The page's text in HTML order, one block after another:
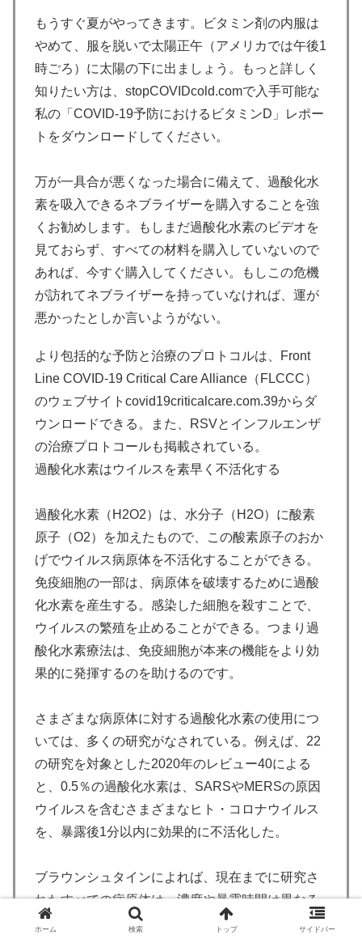
もうすぐ夏がやってきます。ビタミン剤の内服は
やめて、服を脱いで太陽正午（アメリカでは午後1
時ごろ）に太陽の下に出ましょう。もっと詳しく
知りたい方は、stopCOVIDcold.comで入手可能な
私の「COVID-19予防におけるビタミンD」レポー
トをダウンロードしてください。
万が一具合が悪くなった場合に備えて、過酸化水
素を吸入できるネブライザーを購入することを強
くお勧めします。もしまだ過酸化水素のビデオを
見ておらず、すべての材料を購入していないので
あれば、今すぐ購入してください。もしこの危機
が訪れてネブライザーを持っていなければ、運が
悪かったとしか言いようがない。
より包括的な予防と治療のプロトコルは、Front
Line COVID-19 Critical Care Alliance（FLCCC）
のウェブサイトcovid19criticalcare.com.39からダ
ウンロードできる。また、RSVとインフルエンザ
の治療プロトコールも掲載されている。
過酸化水素はウイルスを素早く不活化する
過酸化水素（H2O2）は、水分子（H2O）に酸素
原子（O2）を加えたもので、この酸素原子のおか
げでウイルス病原体を不活化することができる。
免疫細胞の一部は、病原体を破壊するために過酸
化水素を産生する。感染した細胞を殺すことで、
ウイルスの繁殖を止めることができる。つまり過
酸化水素療法は、免疫細胞が本来の機能をより効
果的に発揮するのを助けるのです。
さまざまな病原体に対する過酸化水素の使用につ
いては、多くの研究がなされている。例えば、22
の研究を対象とした2020年のレビュー40による
と、0.5％の過酸化水素は、SARSやMERSの原因
ウイルスを含むさまざまなヒト・コロナウイルス
を、暴露後1分以内に効果的に不活化した。
ブラウンシュタインによれば、現在までに研究さ
れたすべての病原体は、濃度や暴露時間は異なる
ものの、過酸化水素に屈することが判明してい
ホーム 検索 トップ サイドバー